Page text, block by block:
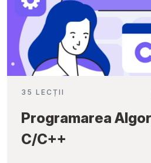
35 LECȚII
Programarea
C/C++